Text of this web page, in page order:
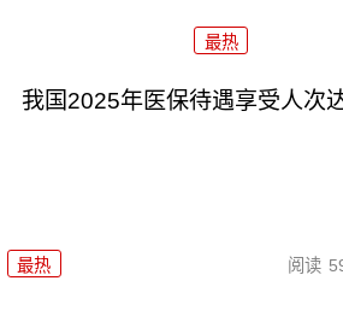
最热
我国2025年医保待遇享受人次
最热 阅读